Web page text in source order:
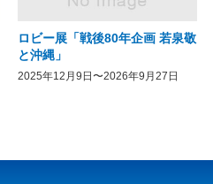
ロビー展「戦後80年企画 若泉敬
と沖縄」
2025年12月9日〜2026年9月27日